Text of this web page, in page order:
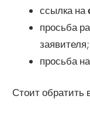
ссылка на
просьба
заявителя;
просьба
Стоит